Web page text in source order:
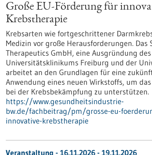
Große EU-Förderung für
Krebstherapie
Krebsarten wie fortgeschrittener
Medizin vor große Herausforderungen. Das
Therapeutics GmbH, eine Ausgründung des
Universitätsklinikums Freiburg und der
arbeitet an den Grundlagen für eine
Anwendung eines neuen Wirkstoffs, um
bei der Krebsbekämpfung zu unterstützen.
https://www.gesundheitsindustrie-
bw.de/fachbeitrag/pm/grosse-eu-
innovative-krebstherapie
Veranstaltung - 16.11.2026 - 19.11.2026